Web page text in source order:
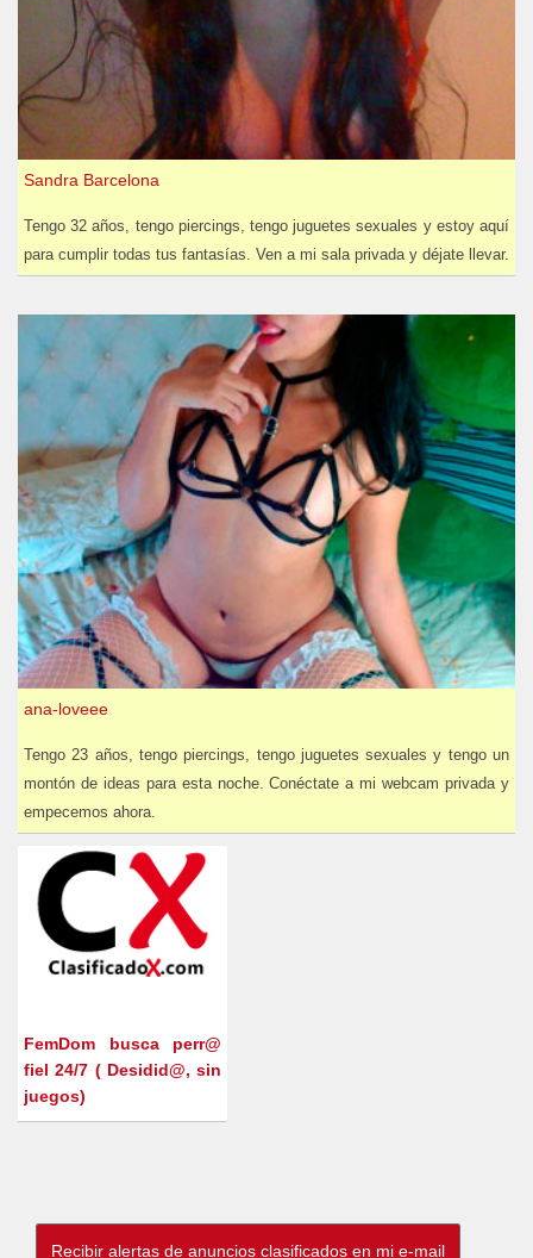
Sandra Barcelona
Tengo 32 años, tengo piercings, tengo juguetes sexuales y estoy aquí
para cumplir todas tus fantasías. Ven a mi sala privada y déjate llevar.
ana-loveee
Tengo 23 años, tengo piercings, tengo juguetes sexuales y tengo un
montón de ideas para esta noche. Conéctate a mi webcam privada y
empecemos ahora.
FemDom busca perr@
fiel 24/7 ( Desidid@, sin
juegos)